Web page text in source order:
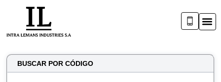
BUSCAR POR CÓDIGO